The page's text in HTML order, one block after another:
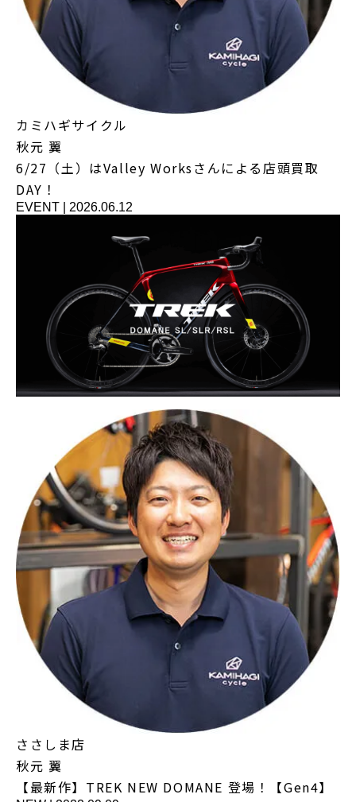
カミハギサイクル
秋元 翼
6/27（土）はValley Worksさんによる店頭買取
DAY！
EVENT 2026.06.12
ささしま店
秋元 翼
【最新作】TREK NEW DOMANE 登場！【Gen4】